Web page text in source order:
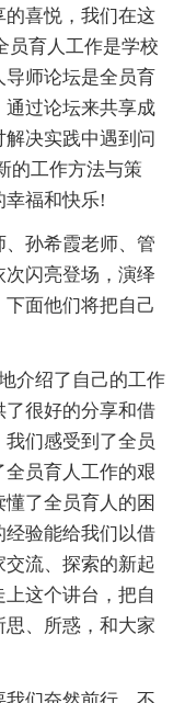
喜悦，我们在这
员育人工作是学校
导师论坛是全员育
通过论坛来共享成
决实践中遇到问
的工作方法与策
幸福和快乐!
孙希霞老师、管
次闪亮登场，演绎
面他们将把自己
介绍了自己的工作
很好的分享和借
们感受到了全员
员育人工作的艰
了全员育人的困
验能给我们以借
流、探索的新起
这个讲台，把自
、所惑，和大家